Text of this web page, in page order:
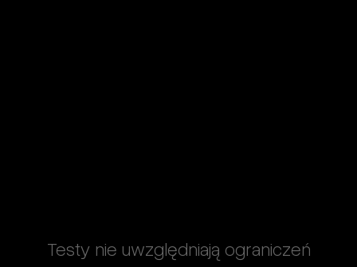
Testy nie uwzględniają ograniczeń